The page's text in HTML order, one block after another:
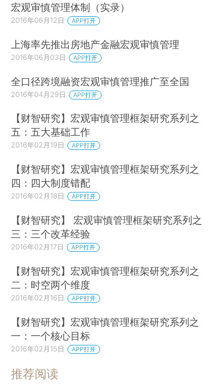
宏观审慎管理体制（实录）
2016年06月12日 APP打开
上海率先推出房地产金融宏观审慎管理
2016年06月03日 APP打开
全口径跨境融资宏观审慎管理推广至全国
2016年04月29日 APP打开
【财智研究】宏观审慎管理框架研究系列之
五：五大基础工作
2016年02月19日 APP打开
【财智研究】宏观审慎管理框架研究系列之
四：四大制度错配
2016年02月18日 APP打开
【财智研究】 宏观审慎管理框架研究系列之
三：三个改革经验
2016年02月17日 APP打开
【财智研究】宏观审慎管理框架研究系列之
二：时空两个维度
2016年02月16日 APP打开
【财智研究】宏观审慎管理框架研究系列之
一：一个核心目标
2016年02月15日 APP打开
推荐阅读